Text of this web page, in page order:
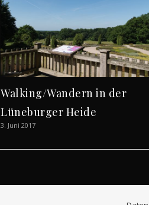
Walking/Wandern in der
Lüneburger Heide
3. Juni 2017